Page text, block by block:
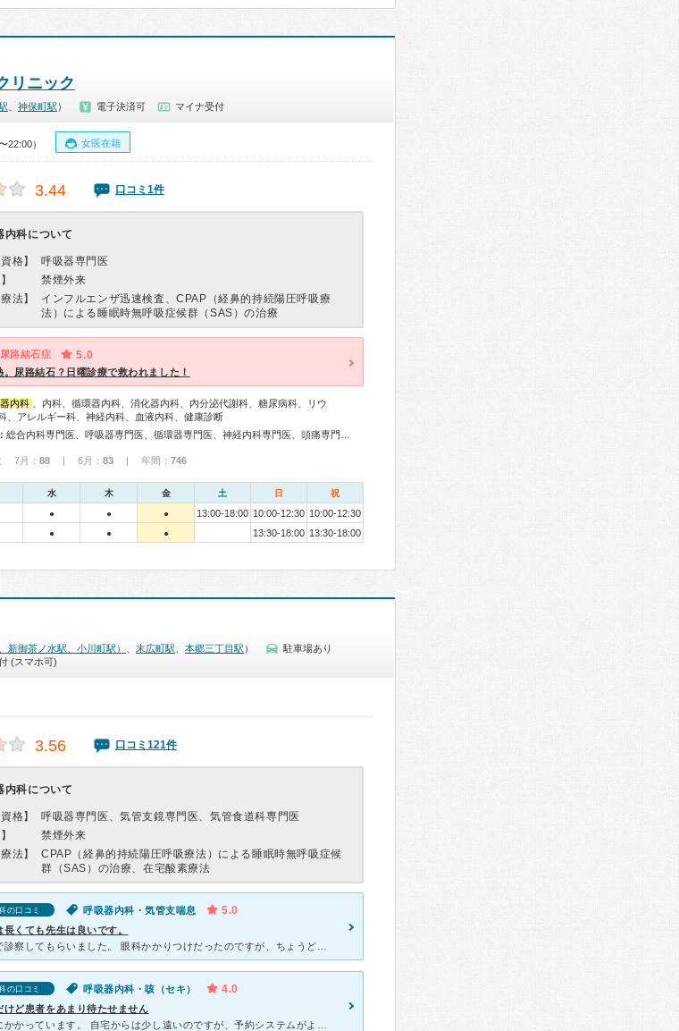
リニック
神保町駅 ） 電子決済可 マイナ受付
22:00） 女医在籍
3.44 口コミ1件
内科について
格】
呼吸器専門医
禁煙外来
法】
インフルエンザ迅速検査、CPAP（経鼻的持続陽圧呼吸療
法）による睡眠時無呼吸症候群（SAS）の治療
路結石症 5.0
。尿路結石？日曜診療で救われました！
内科
、内科、循環器内科、消化器内科、内分泌代謝科、糖尿病科、リウ
、アレルギー科、神経内科、血液内科、健康診断
7月： 88 | 6月： 83 | 年間： 746
水 木 金 土 日 祝
● ● ● 13:00-18:00 10:00-12:30 10:00-12:30
● ● ● 13:30-18:00 13:30-18:00
新御茶ノ水駅、小川町駅） 末広町駅 本郷三丁目駅 ）
駐車場あり
(スマホ可)
3.56 口コミ121件
内科について
格】
呼吸器専門医、気管支鏡専門医、気管食道科専門医
禁煙外来
法】
CPAP（経鼻的持続陽圧呼吸療法）による睡眠時無呼吸症候
群（SAS）の治療、在宅酸素療法
の口コミ 呼吸器内科・気管支喘息 5.0
長くても先生は良いです。
の口コミ 呼吸器内科・咳（セキ） 4.0
けど患者をあまり待たせません